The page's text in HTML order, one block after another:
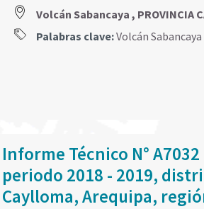
Volcán Sabancaya , PROVINCIA
Palabras clave:Volcán Sabancaya
Informe Técnico N°
periodo 2018 - 2019,
Caylloma, Arequipa,